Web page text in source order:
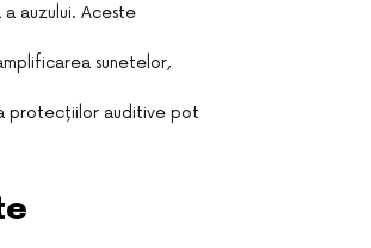
auzului. Aceste
sunetelor,
protecțiilor auditive pot